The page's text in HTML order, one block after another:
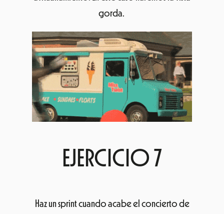
gorda.
EJERCICIO 7
Haz un sprint cuando acabe el concierto de